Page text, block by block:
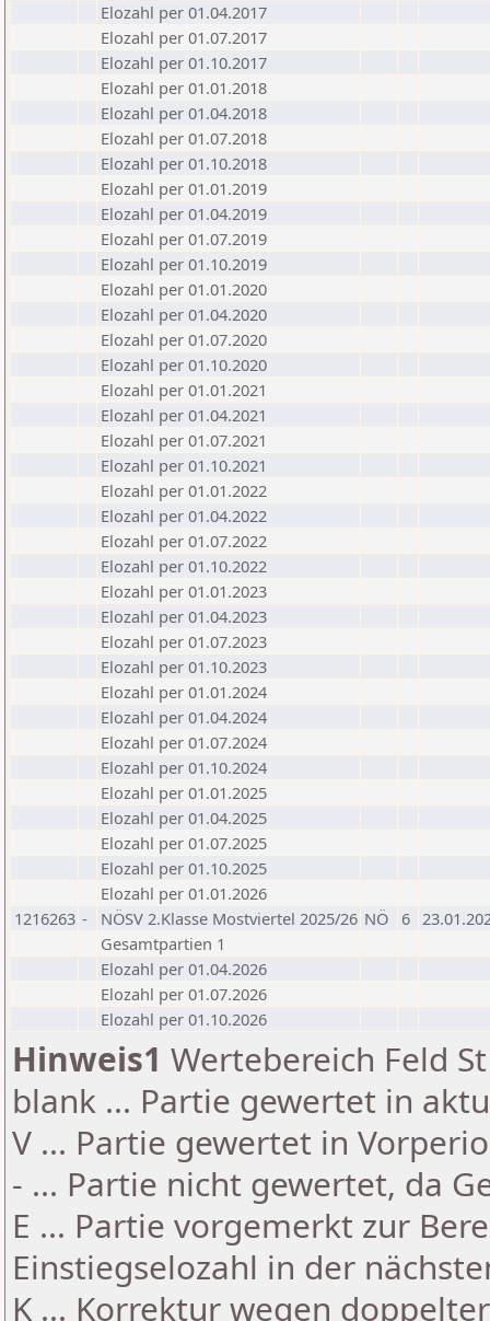
Elozahl per 01.04.2017
Elozahl per 01.07.2017
Elozahl per 01.10.2017
Elozahl per 01.01.2018
Elozahl per 01.04.2018
Elozahl per 01.07.2018
Elozahl per 01.10.2018
Elozahl per 01.01.2019
Elozahl per 01.04.2019
Elozahl per 01.07.2019
Elozahl per 01.10.2019
Elozahl per 01.01.2020
Elozahl per 01.04.2020
Elozahl per 01.07.2020
Elozahl per 01.10.2020
Elozahl per 01.01.2021
Elozahl per 01.04.2021
Elozahl per 01.07.2021
Elozahl per 01.10.2021
Elozahl per 01.01.2022
Elozahl per 01.04.2022
Elozahl per 01.07.2022
Elozahl per 01.10.2022
Elozahl per 01.01.2023
Elozahl per 01.04.2023
Elozahl per 01.07.2023
Elozahl per 01.10.2023
Elozahl per 01.01.2024
Elozahl per 01.04.2024
Elozahl per 01.07.2024
Elozahl per 01.10.2024
Elozahl per 01.01.2025
Elozahl per 01.04.2025
Elozahl per 01.07.2025
Elozahl per 01.10.2025
Elozahl per 01.01.2026
1216263 - NÖSV 2.Klasse Mostviertel 2025/26 NÖ 6
Gesamtpartien 1
Elozahl per 01.04.2026
Elozahl per 01.07.2026
Elozahl per 01.10.2026
Hinweis1 Wertebereich Feld
blank ... Partie gewertet in
V ... Partie gewertet in
- ... Partie nicht gewertet, da
E ... Partie vorgemerkt zur
Einstiegselozahl in der
K ... Korrektur wegen